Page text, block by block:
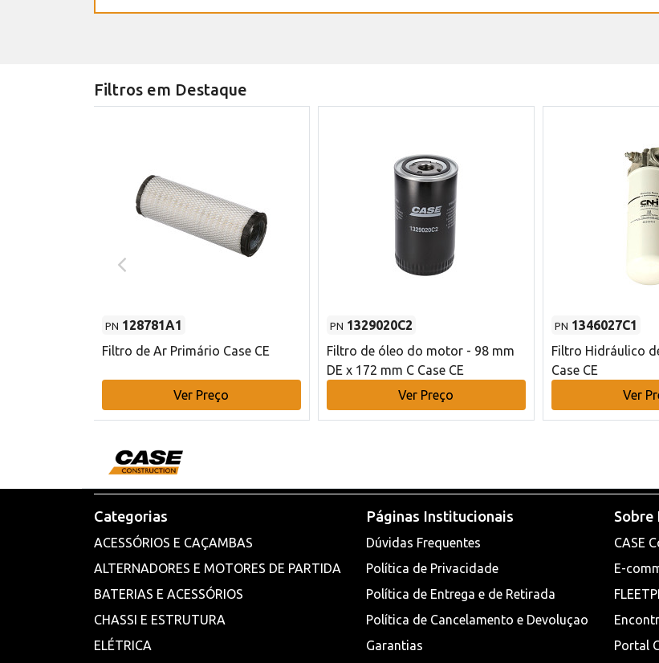
Filtros em Destaque
PN 128781A1
Filtro de Ar Primário Case CE
Ver Preço
PN 1329020C2
Filtro de óleo do motor - 98 mm
DE x 172 mm C Case CE
Ver Preço
PN 1346027C1
Filtro Hidráulico
Case CE
Ver
Categorias
ACESSÓRIOS E CAÇAMBAS
ALTERNADORES E MOTORES DE PARTIDA
BATERIAS E ACESSÓRIOS
CHASSI E ESTRUTURA
ELÉTRICA
Páginas Institucionais
Dúvidas Frequentes
Política de Privacidade
Política de Entrega e de Retirada
Política de Cancelamento e Devoluçao
Garantias
Sobre
CASE
E-
Portal